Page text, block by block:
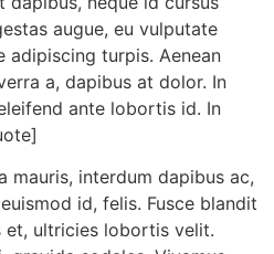
augue, eu vulputate
adipiscing turpis. Aenean
a, dapibus at dolor. In
ante lobortis id. In
mauris, interdum dapibus ac,
id, felis. Fusce blandit
et, ultricies lobortis velit.